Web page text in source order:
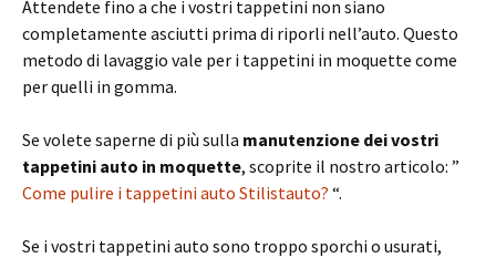
Attendete fino a che i vostri tappetini non siano
completamente asciutti prima di riporli nell’auto. Questo
metodo di lavaggio vale per i tappetini in moquette come
per quelli in gomma.
Se volete saperne di più sulla manutenzione dei vostri
tappetini auto in moquette, scoprite il nostro articolo: ”
Come pulire i tappetini auto Stilistauto? “.
Se i vostri tappetini auto sono troppo sporchi o usurati,